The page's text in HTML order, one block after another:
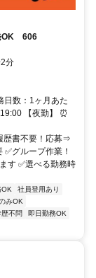
OK 606
分
日数：1ヶ月あた
【夜勤】 ⏰
歴書不要！応募⇒
グループ作業！
す ✅選べる勤務時
OK
社員登用あり
みOK
歴不問
即日勤務OK